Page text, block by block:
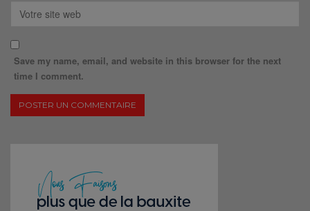
Save my name, email, and website in this browser for the next
time I comment.